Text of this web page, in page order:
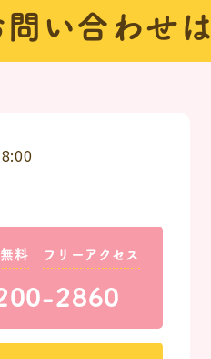
問い合わせは
料 フリーアクセス
2860